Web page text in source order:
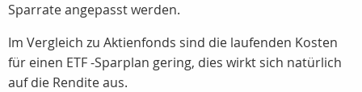
Sparrate angepasst werden.
Im Vergleich zu Aktienfonds sind die laufenden Kosten
für einen ETF -Sparplan gering, dies wirkt sich natürlich
auf die Rendite aus.